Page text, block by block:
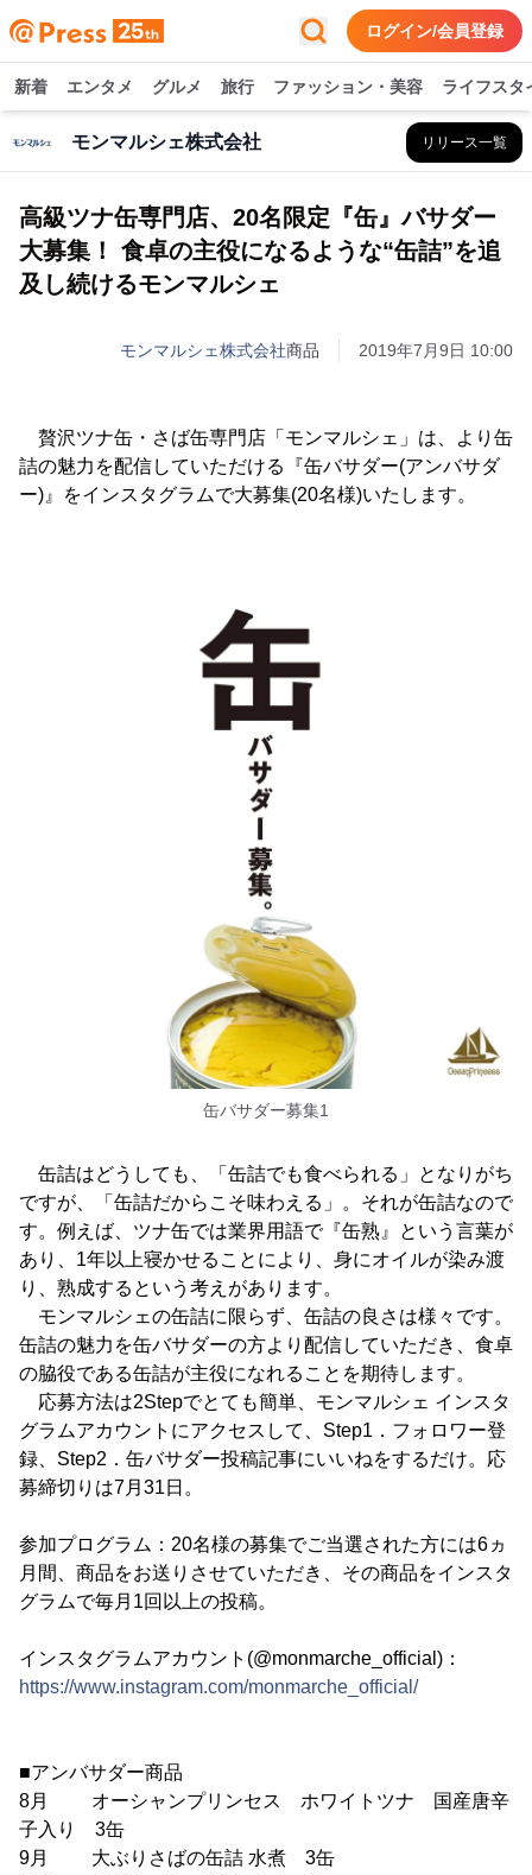
ログイン/会員登録
新着 エンタメ グルメ 旅行 ファッション・美容 ライフスタ
モンマルシェ株式会社 リリース一覧
高級ツナ缶専門店、20名限定『缶』バサダー
大募集！ 食卓の主役になるような“缶詰”を追
及し続けるモンマルシェ
モンマルシェ株式会社商品 2019年7月9日 10:00
贅沢ツナ缶・さば缶専門店「モンマルシェ」は、より缶
詰の魅力を配信していただける『缶バサダー(アンバサダ
ー)』をインスタグラムで大募集(20名様)いたします。
缶バサダー募集1
缶詰はどうしても、「缶詰でも食べられる」となりがち
ですが、「缶詰だからこそ味わえる」。それが缶詰なので
す。例えば、ツナ缶では業界用語で『缶熟』という言葉が
あり、1年以上寝かせることにより、身にオイルが染み渡
り、熟成するという考えがあります。
モンマルシェの缶詰に限らず、缶詰の良さは様々です。
缶詰の魅力を缶バサダーの方より配信していただき、食卓
の脇役である缶詰が主役になれることを期待します。
応募方法は2Stepでとても簡単、モンマルシェ インスタ
グラムアカウントにアクセスして、Step1．フォロワー登
録、Step2．缶バサダー投稿記事にいいねをするだけ。応
募締切りは7月31日。
参加プログラム：20名様の募集でご当選された方には6ヵ
月間、商品をお送りさせていただき、その商品をインスタ
グラムで毎月1回以上の投稿。
インスタグラムアカウント(@monmarche_official)：
https://www.instagram.com/monmarche_official/
■アンバサダー商品
8月 オーシャンプリンセス ホワイトツナ 国産唐辛
子入り 3缶
9月 大ぶりさばの缶詰 水煮 3缶